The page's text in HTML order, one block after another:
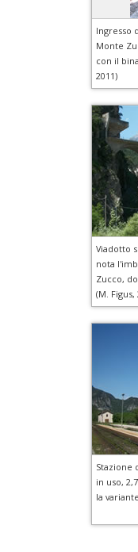
Ingresso
Monte
con il
2011)
Viadotto
nota
Zucco,
(M. Figus,
Stazione
in uso,
la